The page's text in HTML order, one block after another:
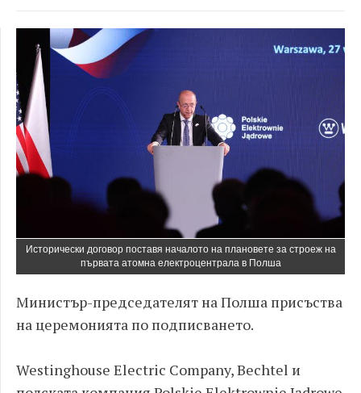
Исторически договор поставя началото на плановете за строеж на
първата атомна електроцентрала в Полша
Министър-председателят на Полша присъства
на церемонията по подписването.
Westinghouse Electric Company, Bechtel и